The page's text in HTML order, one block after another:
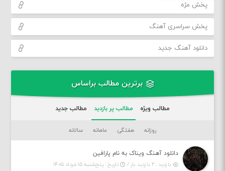
پخش مژه
پخش سراسری آهنگ
دانلود آهنگ جدید
برترین مطالب براساس
مطالب ویژه مطالب پر بازدید مطالب جدید
روزانه هفتگی ماهانه سالانه
دانلود آهنگ ویناک به نام پارافین
بازدید : ۲ بازدید بار /
تاریخ : پنج‌شنبه ۱۵ مرداد ۱۴۰۵